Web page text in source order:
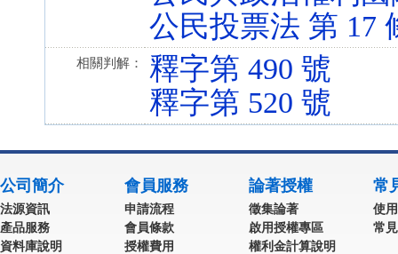
公民投票法 第 17
相關判解：
釋字第 490 號
釋字第 520 號
公司簡介
法源資訊
產品服務
資料庫說明
會員服務
申請流程
會員條款
授權費用
論著授權
徵集論著
啟用授權專區
權利金計算說明
常
使
常